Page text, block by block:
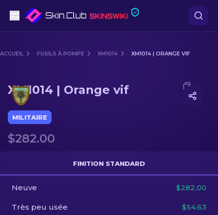
Fusils
Fusils de Précision
Couteaux
Caisses
Autre
ACCUEIL FUSILS À POMPE XM1014 XM1014 | ORANGE VIF
Media of XM1014 | Orange vif
XM1014 | Orange vif
MILITAIRE
$282.00
FINITION STANDARD
Neuve $282.00
Très peu usée $54.63